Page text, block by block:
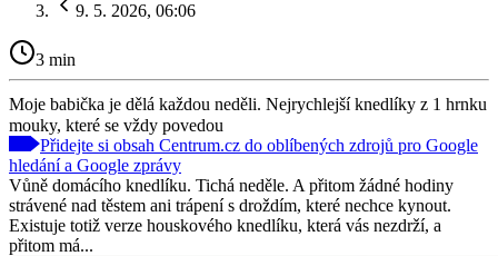
9. 5. 2026, 06:06
3 min
Moje babička je dělá každou neděli. Nejrychlejší knedlíky z 1 hrnku
mouky, které se vždy povedou
Přidejte si obsah Centrum.cz do oblíbených zdrojů pro Google
hledání a Google zprávy
Vůně domácího knedlíku. Tichá neděle. A přitom žádné hodiny
strávené nad těstem ani trápení s droždím, které nechce kynout.
Existuje totiž verze houskového knedlíku, která vás nezdrží, a
přitom má...